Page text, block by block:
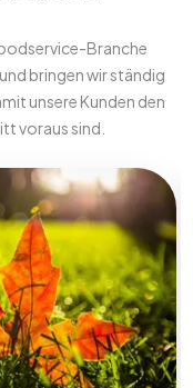
Branche
bringen wir ständig
unsere Kunden den
voraus sind.